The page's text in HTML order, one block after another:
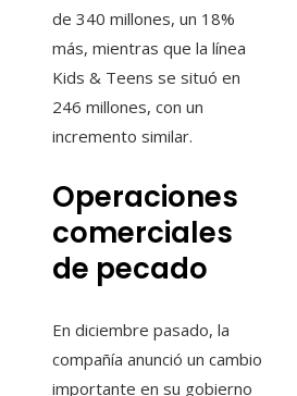
de 340 millones, un 18%
más, mientras que la línea
Kids & Teens se situó en
246 millones, con un
incremento similar.
Operaciones
comerciales
de pecado
En diciembre pasado, la
compañía anunció un cambio
importante en su gobierno